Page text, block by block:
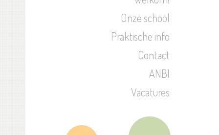
Onze school
Praktische info
Contact
ANBI
Vacatures